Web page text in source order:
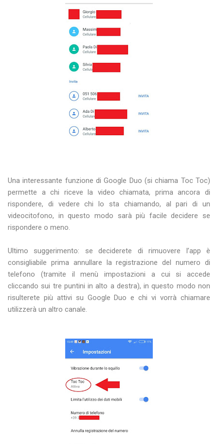
Una interessante funzione di Google Duo (si chiama Toc Toc)
permette a chi riceve la video chiamata, prima ancora di
rispondere, di vedere chi lo sta chiamando, al pari di un
videocitofono, in questo modo sarà più facile decidere se
rispondere o meno.
Ultimo suggerimento: se deciderete di rimuovere l’app è
consigliabile prima annullare la registrazione del numero di
telefono (tramite il menù impostazioni a cui si accede
cliccando sui tre puntini in alto a destra), in questo modo non
risulterete più attivi su Google Duo e chi vi vorrà chiamare
utilizzerà un altro canale.